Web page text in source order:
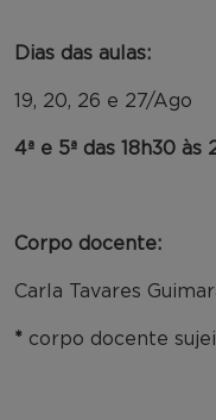
Dias das aulas:
19, 20, 26 e 27/Ago
4ª e 5ª das 18h30 às
Corpo docente:
Carla Tavares
* corpo docente